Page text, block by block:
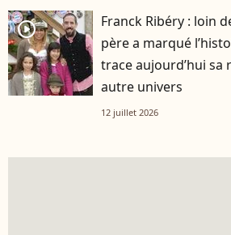
player2
Franck Ribéry : loin
père a marqué
trace aujourd’hui
autre univers
12 juillet 2026